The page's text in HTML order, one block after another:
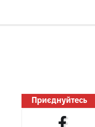
Приєднуйтесь